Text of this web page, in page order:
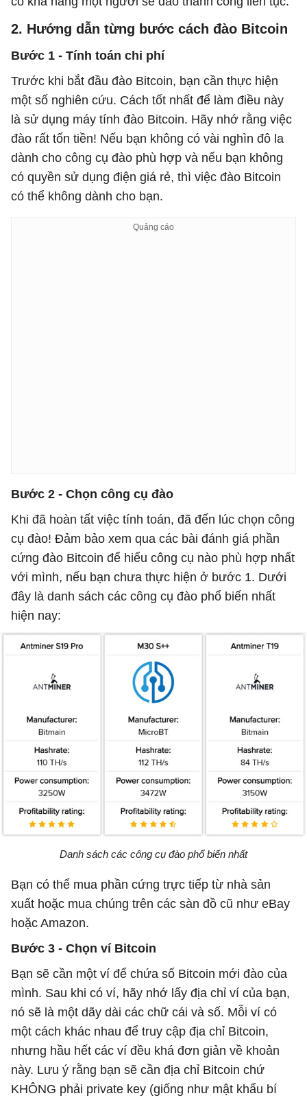
2. Hướng dẫn từng bước cách đào Bitcoin
Bước 1 - Tính toán chi phí
Trước khi bắt đầu đào Bitcoin, bạn cần thực hiện
một số nghiên cứu. Cách tốt nhất để làm điều này
là sử dụng máy tính đào Bitcoin. Hãy nhớ rằng việc
đào rất tốn tiền! Nếu bạn không có vài nghìn đô la
dành cho công cụ đào phù hợp và nếu bạn không
có quyền sử dụng điện giá rẻ, thì việc đào Bitcoin
có thể không dành cho bạn.
Bước 2 - Chọn công cụ đào
Khi đã hoàn tất việc tính toán, đã đến lúc chọn công
cụ đào! Đảm bảo xem qua các bài đánh giá phần
cứng đào Bitcoin để hiểu công cụ nào phù hợp nhất
với mình, nếu bạn chưa thực hiện ở bước 1. Dưới
đây là danh sách các công cụ đào phổ biến nhất
hiện nay:
Danh sách các công cụ đào phổ biến nhất
Bạn có thể mua phần cứng trực tiếp từ nhà sản
xuất hoặc mua chúng trên các sàn đồ cũ như eBay
hoặc Amazon.
Bước 3 - Chọn ví Bitcoin
Bạn sẽ cần một ví để chứa số Bitcoin mới đào của
mình. Sau khi có ví, hãy nhớ lấy địa chỉ ví của bạn,
nó sẽ là một dãy dài các chữ cái và số. Mỗi ví có
một cách khác nhau để truy cập địa chỉ Bitcoin,
nhưng hầu hết các ví đều khá đơn giản về khoản
này. Lưu ý rằng bạn sẽ cần địa chỉ Bitcoin chứ
KHÔNG phải private key (giống như mật khẩu bí